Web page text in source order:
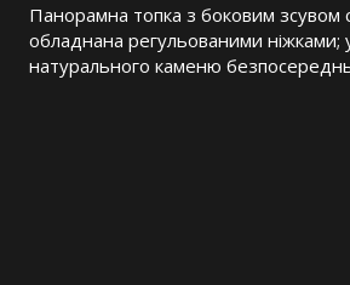
Панорамна топка з боковим зсувом
обладнана регульованими ніжками;
натурального каменю